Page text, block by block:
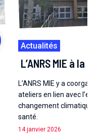
Actualités
L’ANRS MIE à la
L’ANRS MIE y a
ateliers en lien avec
changement climatique
santé.
14 janvier 2026